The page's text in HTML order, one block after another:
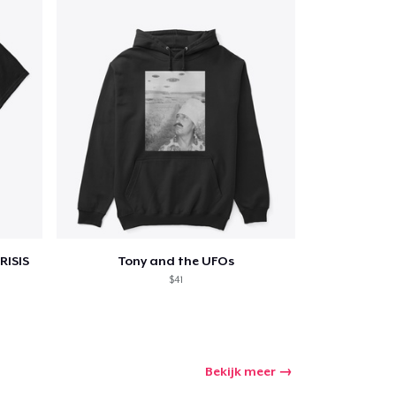
Tony and the UFOs
$41
Bekijk meer